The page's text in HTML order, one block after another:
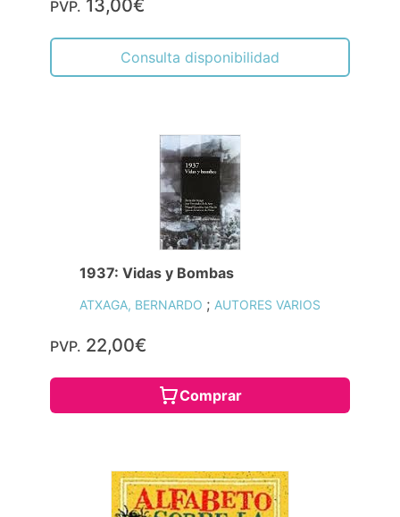
PVP. 13,00€
Consulta disponibilidad
1937: Vidas y Bombas
ATXAGA, BERNARDO ; AUTORES VARIOS
PVP. 22,00€
Comprar